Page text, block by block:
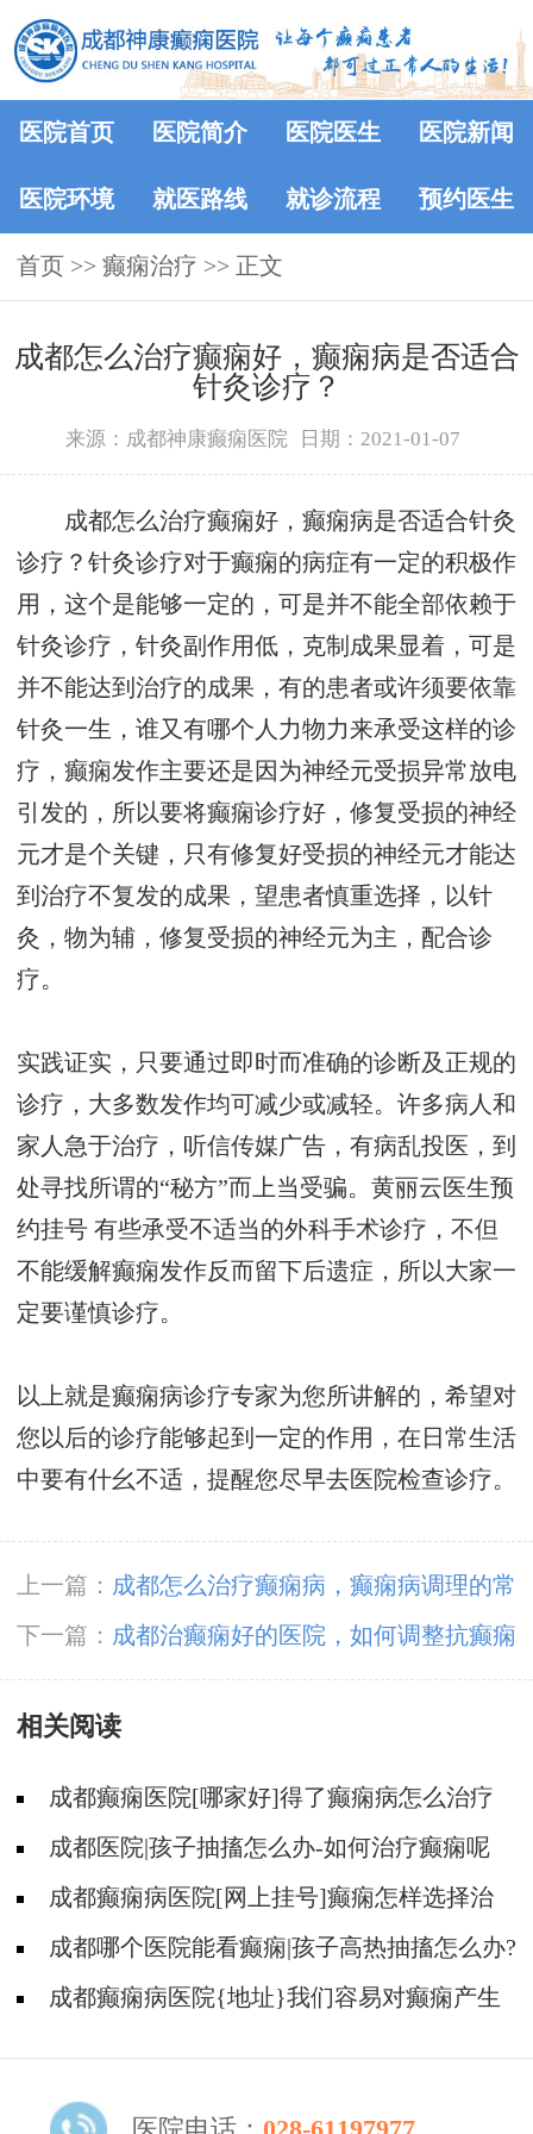
医院首页 医院简介 医院医生 医院新闻
医院环境 就医路线 就诊流程 预约医生
首页 >> 癫痫治疗 >> 正文
成都怎么治疗癫痫好，癫痫病是否适合
针灸诊疗？
来源：成都神康癫痫医院 日期：2021-01-07
成都怎么治疗癫痫好，癫痫病是否适合针灸
诊疗？针灸诊疗对于癫痫的病症有一定的积极作
用，这个是能够一定的，可是并不能全部依赖于
针灸诊疗，针灸副作用低，克制成果显着，可是
并不能达到治疗的成果，有的患者或许须要依靠
针灸一生，谁又有哪个人力物力来承受这样的诊
疗，癫痫发作主要还是因为神经元受损异常放电
引发的，所以要将癫痫诊疗好，修复受损的神经
元才是个关键，只有修复好受损的神经元才能达
到治疗不复发的成果，望患者慎重选择，以针
灸，物为辅，修复受损的神经元为主，配合诊
疗。
实践证实，只要通过即时而准确的诊断及正规的
诊疗，大多数发作均可减少或减轻。许多病人和
家人急于治疗，听信传媒广告，有病乱投医，到
处寻找所谓的“秘方”而上当受骗。 黄丽云医生预
约挂号 有些承受不适当的外科手术诊疗，不但
不能缓解癫痫发作反而留下后遗症，所以大家一
定要谨慎诊疗。
以上就是癫痫病诊疗专家为您所讲解的，希望对
您以后的诊疗能够起到一定的作用，在日常生活
中要有什幺不适，提醒您尽早去医院检查诊疗。
上一篇： 成都怎么治疗癫痫病，癫痫病调理的常
见误区有那些?
下一篇： 成都治癫痫好的医院，如何调整抗癫痫
药？
相关阅读
成都癫痫医院[哪家好]得了癫痫病怎么治疗
效果好?
成都医院|孩子抽搐怎么办-如何治疗癫痫呢
成都癫痫病医院[网上挂号]癫痫怎样选择治
疗方式?
成都哪个医院能看癫痫|孩子高热抽搐怎么办?
成都癫痫病医院{地址}我们容易对癫痫产生